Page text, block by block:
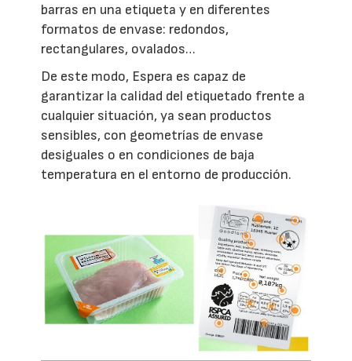
barras en una etiqueta y en diferentes
formatos de envase: redondos,
rectangulares, ovalados…
De este modo, Espera es capaz de
garantizar la calidad del etiquetado frente a
cualquier situación, ya sean productos
sensibles, con geometrías de envase
desiguales o en condiciones de baja
temperatura en el entorno de producción.